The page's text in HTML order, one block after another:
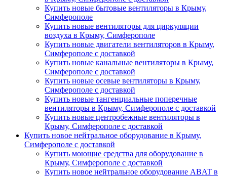
Купить новые бытовые вентиляторы в Крыму,
Симферополе
Купить новые вентиляторы для циркуляции
воздуха в Крыму, Симферополе
Купить новые двигатели вентиляторов в Крыму,
Симферополе с доставкой
Купить новые канальные вентиляторы в Крыму,
Симферополе с доставкой
Купить новые осевые вентиляторы в Крыму,
Симферополе с доставкой
Купить новые тангенциальные поперечные
вентиляторы в Крыму, Симферополе с доставкой
Купить новые центробежные вентиляторы в
Крыму, Симферополе с доставкой
Купить новое нейтральное оборудование в Крыму,
Симферополе с доставкой
Купить моющие средства для оборудование в
Крыму, Симферополе с доставкой
Купить новое нейтральное оборудование ABAT в